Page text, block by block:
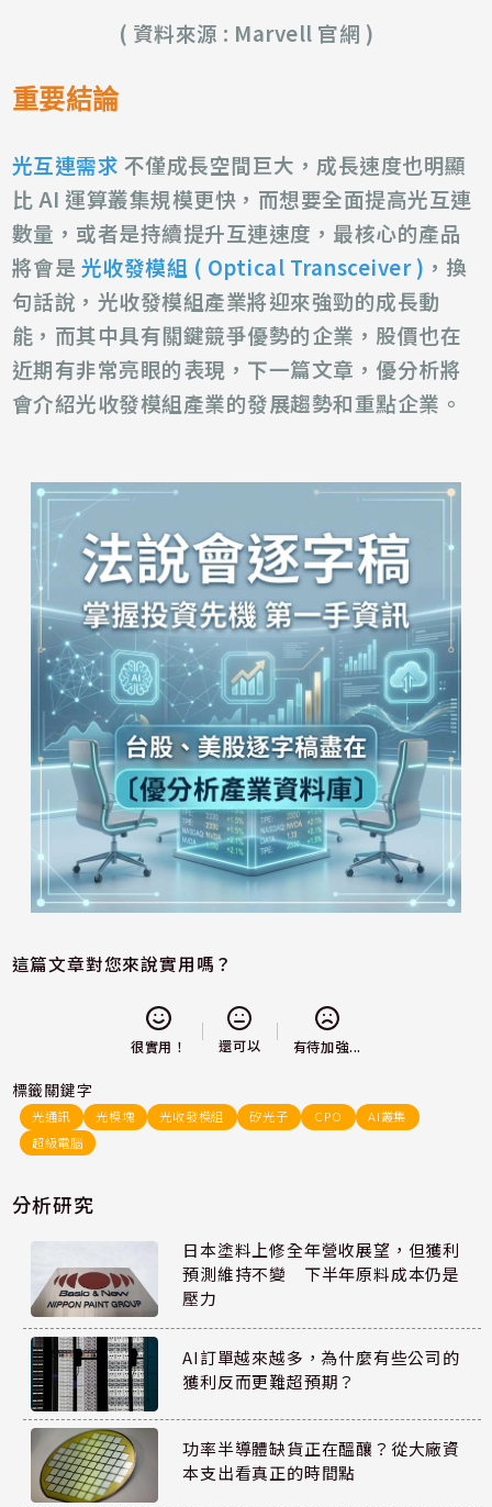
( 資料來源 : Marvell 官網 )
重要結論
光互連需求 不僅成長空間巨大，成長速度也明顯
比 AI 運算叢集規模更快，而想要全面提高光互連
數量，或者是持續提升互連速度，最核心的產品
將會是 光收發模組 ( Optical Transceiver ) ，換
句話說，光收發模組產業將迎來強勁的成長動
能，而其中具有關鍵競爭優勢的企業，股價也在
近期有非常亮眼的表現， 下一篇文章，優分析將
會介紹光收發模組產業的發展趨勢和重點企業。
這篇文章對您來說實用嗎？
很實用！ 還可以 有待加強...
標籤關鍵字
光通訊 光模塊 光收發模組 矽光子 CPO
AI叢集
超級電腦
分析研究
日本塗料上修全年營收展望，但獲利
預測維持不變 下半年原料成本仍是
壓力
AI訂單越來越多，為什麼有些公司的
獲利反而更難超預期？
功率半導體缺貨正在醞釀？從大廠資
本支出看真正的時間點